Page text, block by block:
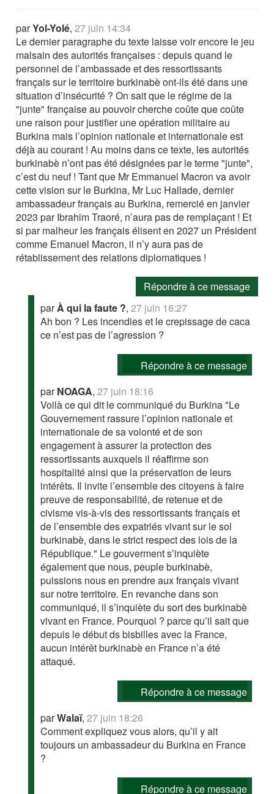
parYol-Yolé,27 juin 14:34
Le dernier paragraphe du texte laisse voir encore le jeu
malsain des autorités françaises : depuis quand le
personnel de l’ambassade et des ressortissants
français sur le territoire burkinabè ont-ils été dans une
situation d’insécurité ? On sait que le régime de la
"junte" française au pouvoir cherche coûte que coûte
une raison pour justifier une opération militaire au
Burkina mais l’opinion nationale et internationale est
déjà au courant ! Au moins dans ce texte, les autorités
burkinabè n’ont pas été désignées par le terme "junte",
c’est du neuf ! Tant que Mr Emmanuel Macron va avoir
cette vision sur le Burkina, Mr Luc Hallade, dernier
ambassadeur français au Burkina, remercié en janvier
2023 par Ibrahim Traoré, n’aura pas de remplaçant ! Et
si par malheur les français élisent en 2027 un Président
comme Emanuel Macron, il n’y aura pas de
rétablissement des relations diplomatiques !
Répondre à ce message
parÀ qui la faute ?,27 juin 16:27
Ah bon ? Les incendies et le crepissage de caca
ce n’est pas de l’agression ?
Répondre à ce message
parNOAGA,27 juin 18:16
Voilà ce qui dit le communiqué du Burkina "Le
Gouvernement rassure l’opinion nationale et
internationale de sa volonté et de son
engagement à assurer la protection des
ressortissants auxquels il réaffirme son
hospitalité ainsi que la préservation de leurs
intérêts. Il invite l’ensemble des citoyens à faire
preuve de responsabilité, de retenue et de
civisme vis-à-vis des ressortissants français et
de l’ensemble des expatriés vivant sur le sol
burkinabè, dans le strict respect des lois de la
République." Le gouverment s’inquiète
également que nous, peuple burkinabè,
puissions nous en prendre aux français vivant
sur notre territoire. En revanche dans son
communiqué, il s’inquiète du sort des burkinabè
vivant en France. Pourquoi ? parce qu’il sait que
depuis le début ds bisbilles avec la France,
aucun intérêt burkinabè en France n’a été
attaqué.
Répondre à ce message
parWalaï,27 juin 18:26
Comment expliquez vous alors, qu’il y ait
toujours un ambassadeur du Burkina en France
?
Répondre à ce message